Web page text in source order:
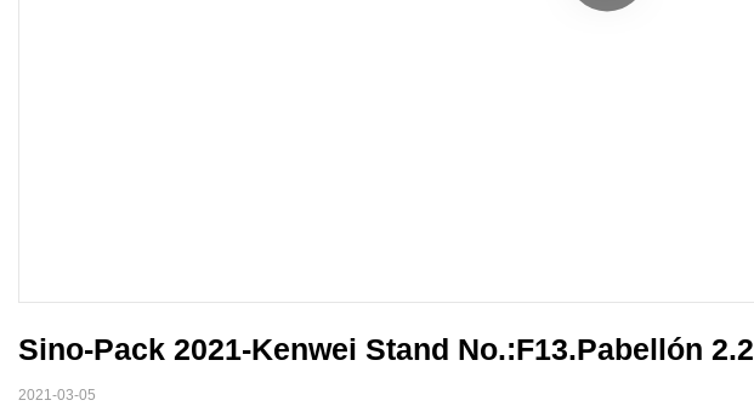
Sino-Pack 2021-Kenwei Stand No.:F13.Pabellón 2.2
2021-03-05